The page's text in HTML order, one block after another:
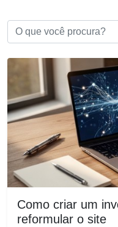
Como criar um
reformular o site